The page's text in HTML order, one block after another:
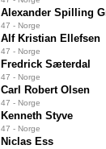
Alexander Spilling
47 - Norge
Alf Kristian Ellefsen
47 - Norge
Fredrick Sæterdal
47 - Norge
Carl Robert Olsen
47 - Norge
Kenneth Styve
47 - Norge
Niclas Ess